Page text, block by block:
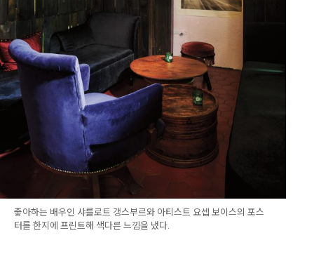
좋아하는 배우인 샤를로트 갱스부르와 아티스트 요셉 보이스의 포스
터를 한지에 프린트해 색다른 느낌을 냈다.